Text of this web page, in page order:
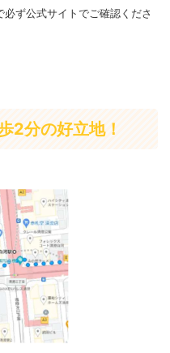
ず公式サイトでご確認くださ
2分の好立地！